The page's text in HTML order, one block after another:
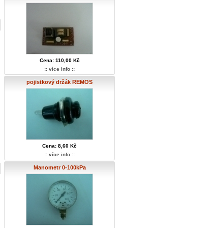
Cena: 110,00 Kč
:: více info ::
pojistkový držák REMOS
Cena: 8,60 Kč
:: více info ::
Manometr 0-100kPa